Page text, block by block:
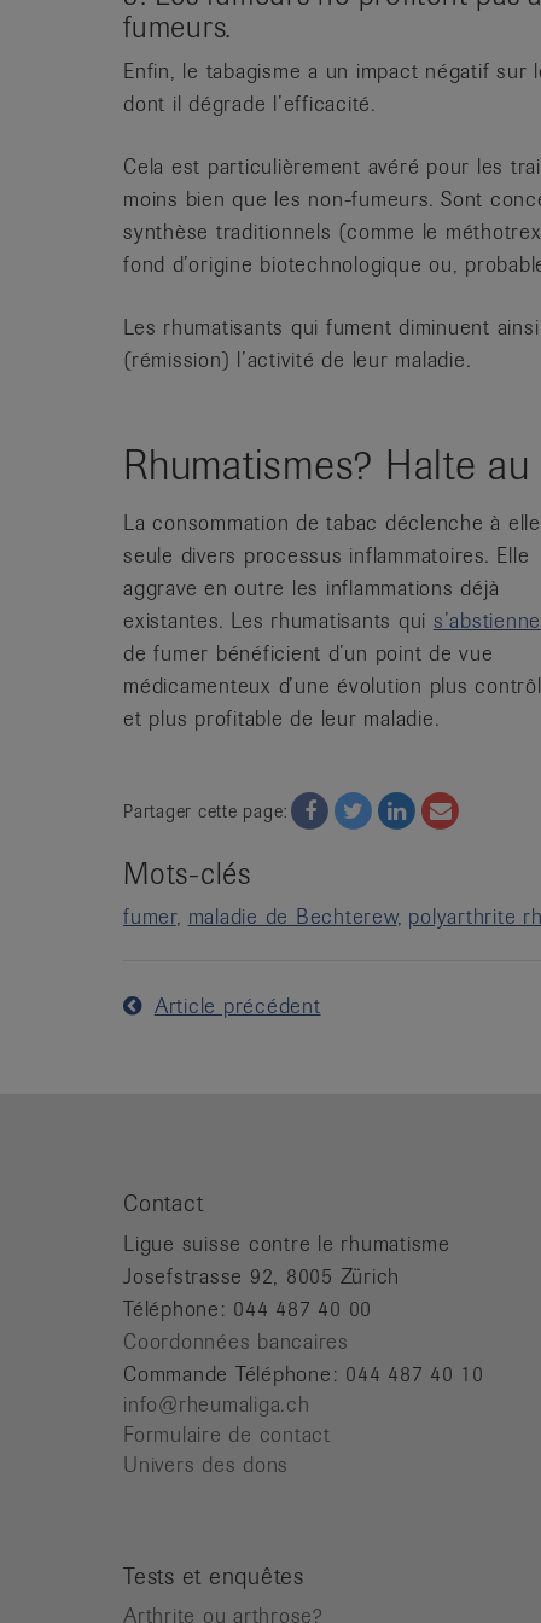
fumeurs.
Enfin, le tabagisme a un impact négatif sur
dont il dégrade l’efficacité.
Cela est particulièrement avéré pour les
moins bien que les non-fumeurs. Sont
synthèse traditionnels (comme le
fond d’origine biotechnologique ou,
Les rhumatisants qui fument diminuent
(rémission) l’activité de leur maladie.
Rhumatismes? Halte
La consommation de tabac déclenche à elle
seule divers processus inflammatoires. Elle
aggrave en outre les inflammations déjà
existantes. Les rhumatisants qui
de fumer bénéficient d’un point de vue
médicamenteux d’une évolution plus
et plus profitable de leur maladie.
Partager cette page: Facebook
TwitterTwitterEmail
Mots-clés
fumer maladie de Bechterew polyarthrite
Article précédent
Contact
Ligue suisse contre le rhumatisme
Josefstrasse 92, 8005 Zürich
Téléphone: 044 487 40 00
Coordonnées bancaires
Commande Téléphone: 044 487 40 10
info@rheumaliga.ch
Formulaire de contact
Univers des dons
Tests et enquêtes
Arthrite ou arthrose?